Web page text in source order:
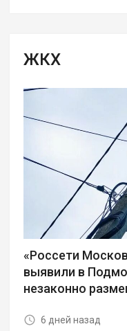
ЖКХ
«Россети
выявили в
незаконно
6 дней назад